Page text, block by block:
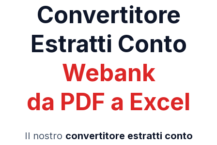
Convertitore
Estratti Conto
Webank
da PDF a Excel
Il nostro convertitore estratti conto